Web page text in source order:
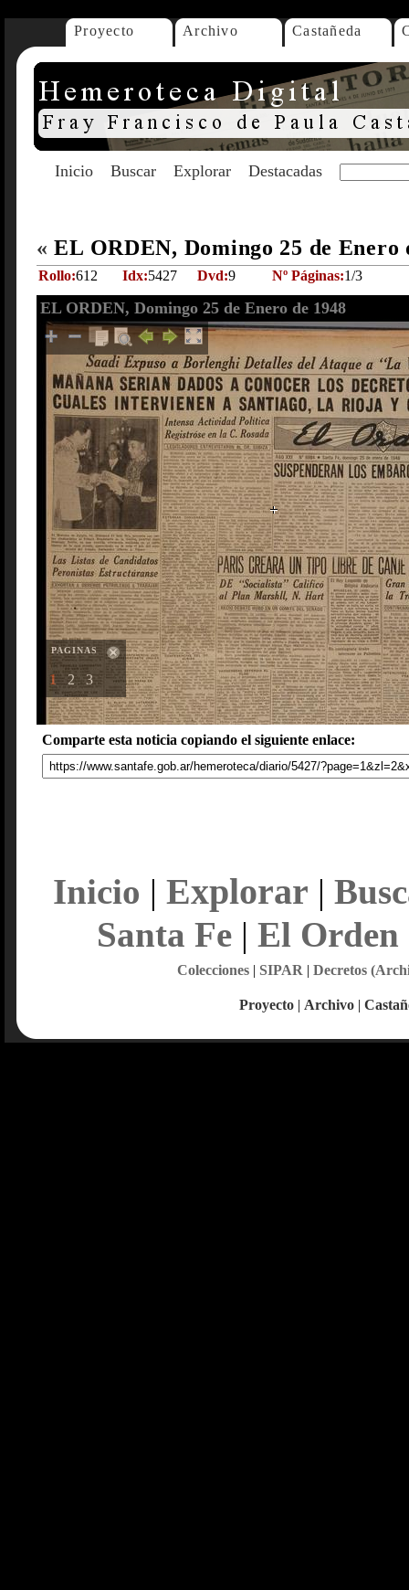
Proyecto Archivo Castañeda
Inicio Buscar Explorar Destacadas
« EL ORDEN, Domingo 25 de Enero
Rollo:612 Idx:5427 Dvd:9 Nº Páginas:1/3
EL ORDEN, Domingo 25 de Enero de 1948
PAGINAS
1 2 3
Comparte esta noticia copiando el siguiente enlace:
Inicio | Explorar |
Santa Fe| El Orden
Colecciones| SIPAR | Decretos
Proyecto | Archivo |